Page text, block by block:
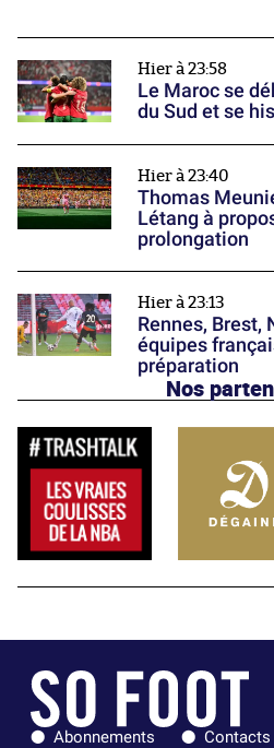
Hier à 23:58
Le Maroc se
du Sud et se
Hier à 23:40
Thomas
Létang à
prolongation
Hier à 23:13
Rennes, Brest,
équipes
préparation
Nos
Abonnements
Contacts